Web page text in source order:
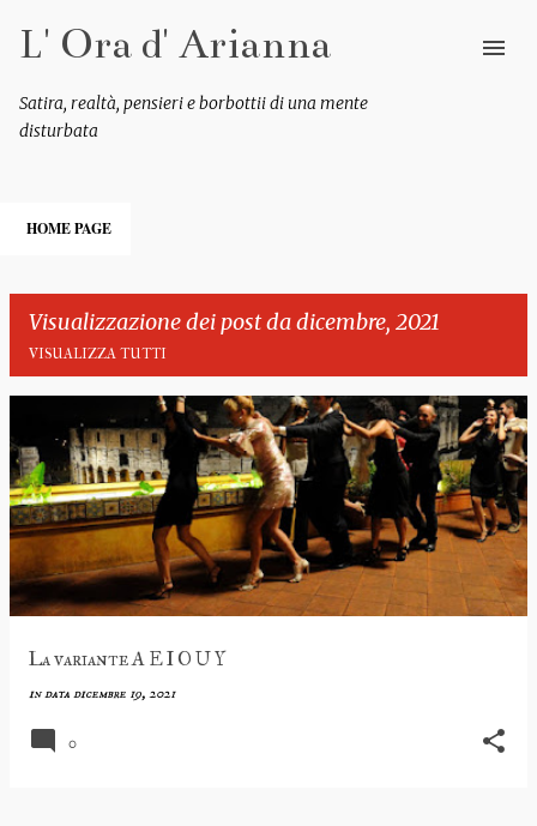
Passa ai contenuti principali
L' Ora d' Arianna
Satira, realtà, pensieri e borbottii di una mente
disturbata
HOME PAGE
Visualizzazione dei post da dicembre, 2021
VISUALIZZA TUTTI
P
o
s
t
La variante A E I O U Y
in data dicembre 19, 2021
0